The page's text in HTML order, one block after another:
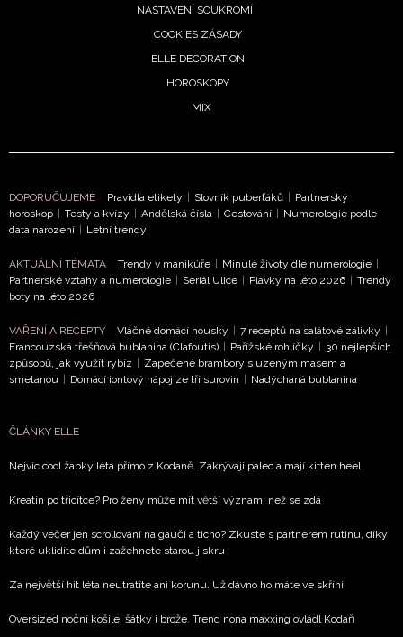
NASTAVENÍ SOUKROMÍ
COOKIES ZÁSADY
ELLE DECORATION
HOROSKOPY
MIX
DOPORUČUJEME Pravidla etikety | Slovník puberťáků | Partnerský
horoskop | Testy a kvízy | Andělská čísla | Cestování | Numerologie podle
data narození | Letní trendy
AKTUÁLNÍ TÉMATA Trendy v manikúře | Minulé životy dle numerologie |
Partnerské vztahy a numerologie | Seriál Ulice | Plavky na léto 2026 | Trendy
boty na léto 2026
VAŘENÍ A RECEPTY Vláčné domácí housky | 7 receptů na salátové zálivky |
Francouzská třešňová bublanina (Clafoutis) | Pařížské rohlíčky | 30 nejlepších
způsobů, jak využít rybíz | Zapečené brambory s uzeným masem a
smetanou | Domácí iontový nápoj ze tří surovin | Nadýchaná bublanina
ČLÁNKY ELLE
Nejvíc cool žabky léta přímo z Kodaně. Zakrývají palec a mají kitten heel
Kreatin po třicítce? Pro ženy může mít větší význam, než se zdá
Každý večer jen scrollování na gauči a ticho? Zkuste s partnerem rutinu, díky
které uklidíte dům i zažehnete starou jiskru
Za největší hit léta neutratíte ani korunu. Už dávno ho máte ve skříni
Oversized noční košile, šátky i brože. Trend nona maxxing ovládl Kodaň